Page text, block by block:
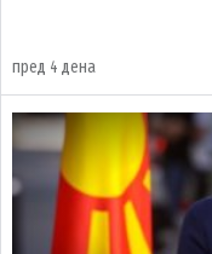
пред 4 дена